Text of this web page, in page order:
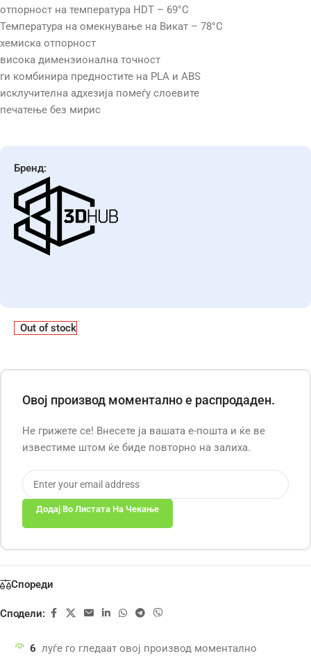
отпорност на температура HDT – 69°C
Температура на омекнување на Викат – 78°C
хемиска отпорност
висока димензионална точност
ги комбинира предностите на PLA и ABS
исклучителна адхезија помеѓу слоевите
печатење без мирис
Бренд:
Out of stock
Овој производ моментално е распродаден.
Не грижете се! Внесете ја вашата е-пошта и ќе ве
известиме штом ќе биде повторно на залиха.
Додај Во Листата На Чекање
Спореди
Сподели:
6 луѓе го гледаат овој производ моментално